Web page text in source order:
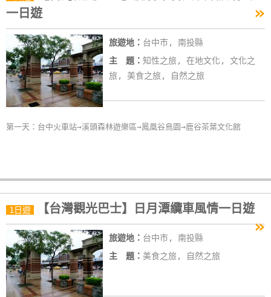
帳
戶
客
服
聯
絡
線
上
客
紅
利
查
一日遊
»
旅遊地： 台中市, 南投縣
主 題： 知性之旅, 在地文化, 文化之
旅, 美食之旅, 自然之旅
第一天：台中火車站→溪頭森林遊樂區→鳳凰谷鳥園→鹿谷茶葉文化館
1日遊 【台灣觀光巴士】日月潭纜車風情一日遊
»
旅遊地： 台中市, 南投縣
主 題： 美食之旅, 自然之旅